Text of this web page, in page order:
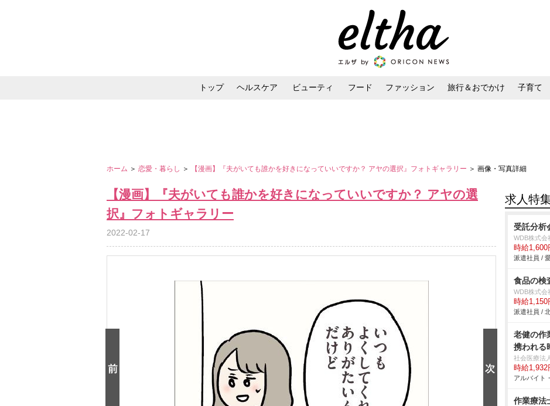
トップ ヘルスケア ビューティ フード ファッション 旅行＆おでかけ 子育て
ホーム ＞ 恋愛・暮らし ＞ 【漫画】『夫がいても誰かを好きになっていいですか？ アヤの選択』フォトギャラリー ＞ 画像・写真詳細
【漫画】『夫がいても誰かを好きになっていいですか？ アヤの選
択』フォトギャラリー
2022-02-17
求人特
受託分析
WDB株式会
時給1,600
派遣社員 /
食品の検
WDB株式会
時給1,150
派遣社員 /
老健の作
携われる
社会医療法
時給1,932
アルバイト
作業療法